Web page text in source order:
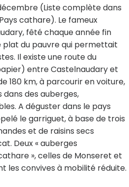
(Liste complète dans
cathare). Le fameux
fêté chaque année fin
plat du pauvre qui permettait
Il existe une route du
entre Castelnaudary et
180 km, à parcourir en voiture,
des auberges,
A déguster dans le pays
le garriguet, à base de trois
et de raisins secs
Deux « auberges
», celles de Monseret et
les convives à mobilité réduite.